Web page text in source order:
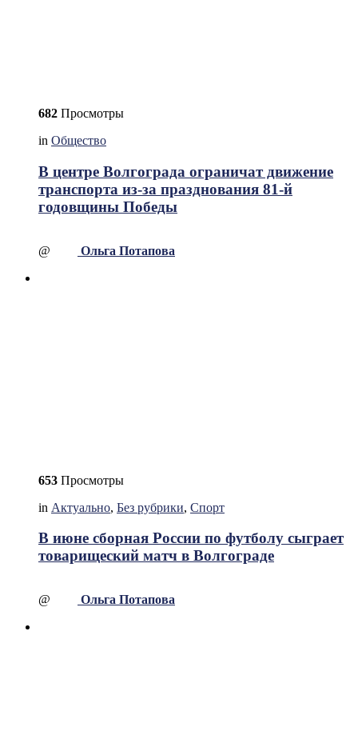
682 Просмотры
in Общество
В центре Волгограда ограничат движение
транспорта из-за празднования 81-й
годовщины Победы
@ Ольга Потапова
653 Просмотры
in Актуально, Без рубрики, Спорт
В июне сборная России по футболу сыграет
товарищеский матч в Волгограде
@ Ольга Потапова